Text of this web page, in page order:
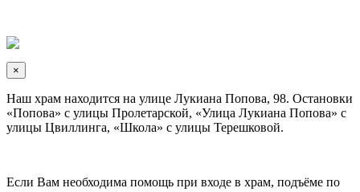
×
Наш храм находится на улице Лукиана Попова, 98. Остановки
«Попова» с улицы Пролетарской, «Улица Лукиана Попова» с
улицы Цвиллинга, «Школа» с улицы Терешковой.
Если Вам необходима помощь при входе в храм, подъёме по